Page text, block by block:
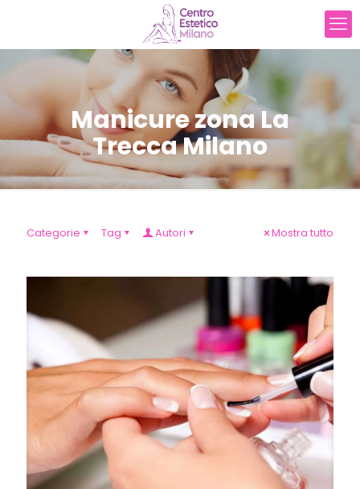
Manicure zona La
Trecca Milano
Categorie Tag Autori Mostra tutto